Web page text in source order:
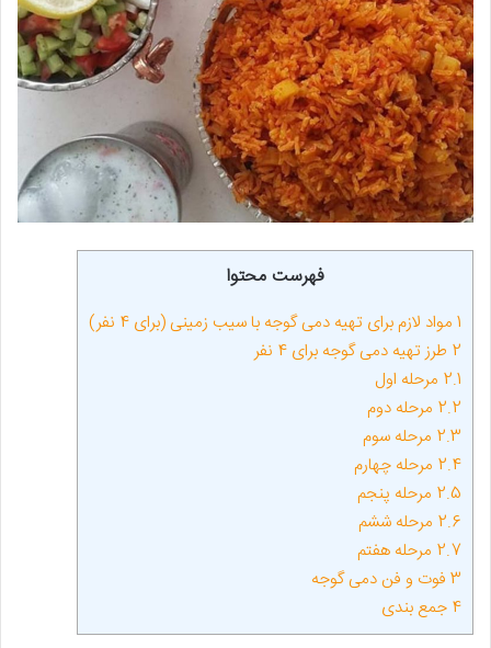
فهرست محتوا
1 مواد لازم برای تهیه دمی گوجه با سیب زمینی (برای 4 نفر)
2 طرز تهیه دمی گوجه برای 4 نفر
2.1 مرحله اول
2.2 مرحله دوم
2.3 مرحله سوم
2.4 مرحله چهارم
2.5 مرحله پنجم
2.6 مرحله ششم
2.7 مرحله هفتم
3 فوت و فن دمی گوجه
4 جمع بندی